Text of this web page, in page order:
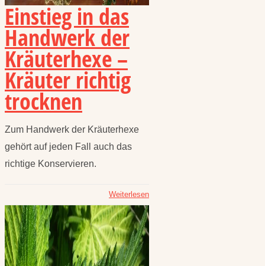
Einstieg in das
Handwerk der
Kräuterhexe –
Kräuter richtig
trocknen
Zum Handwerk der Kräuterhexe
gehört auf jeden Fall auch das
richtige Konservieren.
Weiterlesen